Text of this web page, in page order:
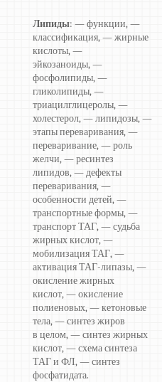
Липиды: — функции, —
классификация, — жирные
кислоты, —
эйкозаноиды, —
фосфолипиды, —
гликолипиды, —
триацилглицеролы, —
холестерол, — липидозы, —
этапы переваривания, —
переваривание, — роль
желчи, — ресинтез
липидов, — дефекты
переваривания, —
особенности детей, —
транспортные формы, —
транспорт ТАГ, — судьба
жирных кислот, —
мобилизация ТАГ, —
активация ТАГ-липазы, —
окисление жирных
кислот, — окисление
полиеновых, — кетоновые
тела, — синтез жиров
в целом, — синтез жирных
кислот, — схема синтеза
ТАГ и ФЛ, — синтез
фосфатидата.